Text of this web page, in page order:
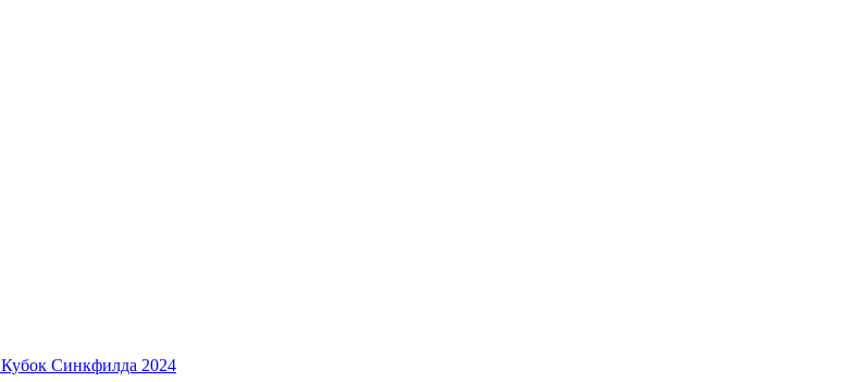
Кубок Синкфилда 2024